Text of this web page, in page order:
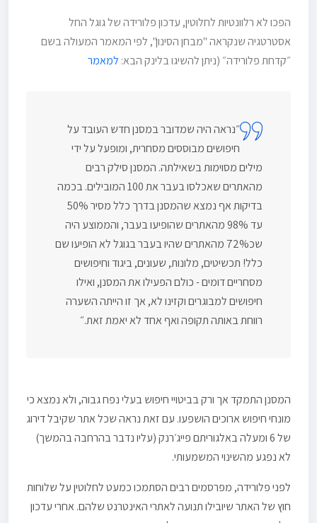
הפכו לא רלוונטיות לחלוטין, עדכון פלורידה של גוגל החל
אסטרטגיה שנקראה "מבחן הסינון", לפי המאמר המעולה בשם
״קדחת פלורידה״ (ניתן להשיגו בלינק הבא: למאמר
״נראה היה שמדובר במסנן חדש העובד על
חיפושים מבוססים מסחרית, ומופעל על ידי
מילים מסוימות בשאילתה. המסנן סילק רבים
מהאתרים שאכלסו בעבר את 100 המובילים. בכמה
בדיקות אף נמצא שהמסנן בדרך כלל מסיר 50%
עד 98% מהאתרים שהופיעו בעבר, והממוצע היה
שכ72% מהאתרים שהיו בעבר בגוגל לא הופיעו שם
כלל! תכשיטים, מלונות, שעונים, ביגוד וחיפושים
מסחריים דומים - כולם הפעילו את המסנן, ואילו
חיפושים למבוגרים וקזינו לא, אך זו הייתה השערה
רווחת באותה תקופה ואף אחד לא יאמת זאת.״
המסנן התמקד אך ורק בביטויי חיפוש בעלי נפח גבוה, ולא נמצא כי
מונחי חיפוש ארוכים הושפעו. עם זאת נראה שכל אתר שקיבל דירוג
של 6 ומעלה באלגוריתם פייג׳רנק (עליו נדבר בהרחבה בהמשך)
לא נפגע מהשינוי המשמעותי.
לפני פלורידה, מפרסמים רבים הסתמכו כמעט לחלוטין על שלוחות
חוץ של האתר שיובילו תנועה לאתרי האינטרנט שלהם. אחרי עדכון